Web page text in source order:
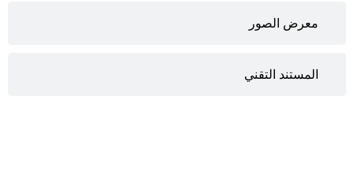
معرض الصور
المستند التقني